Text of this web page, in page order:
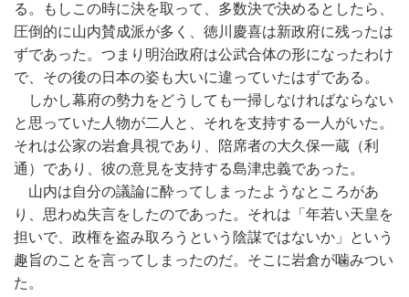
る。もしこの時に決を取って、多数決で決めるとしたら、
圧倒的に山内賛成派が多く、徳川慶喜は新政府に残ったは
ずであった。つまり明治政府は公武合体の形になったわけ
で、その後の日本の姿も大いに違っていたはずである。
しかし幕府の勢力をどうしても一掃しなければならない
と思っていた人物が二人と、それを支持する一人がいた。
それは公家の岩倉具視であり、陪席者の大久保一蔵（利
通）であり、彼の意見を支持する島津忠義であった。
山内は自分の議論に酔ってしまったようなところがあ
り、思わぬ失言をしたのであった。それは「年若い天皇を
担いで、政権を盗み取ろうという陰謀ではないか」という
趣旨のことを言ってしまったのだ。そこに岩倉が噛みつい
た。